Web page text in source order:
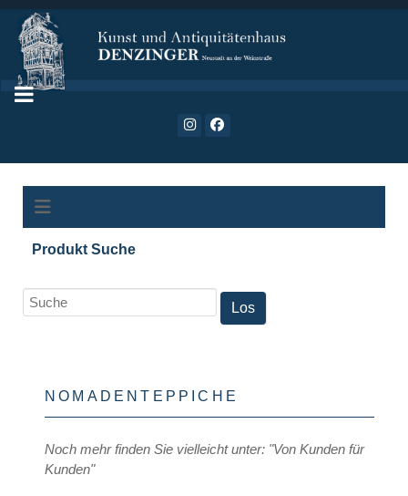
Produkt Suche
NOMADENTEPPICHE
Noch mehr finden Sie vielleicht unter: "Von Kunden für
Kunden"